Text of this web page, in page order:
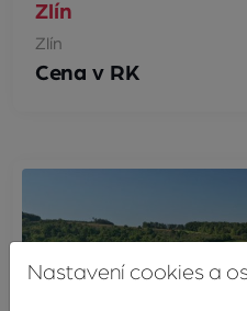
Zlín
Zlín
Cena v RK
Nastavení cookies a